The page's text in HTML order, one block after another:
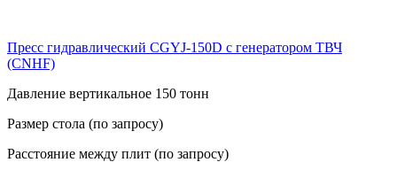
Пресс гидравлический CGYJ-150D с генератором ТВЧ
(CNHF)
Давление вертикальное 150 тонн
Размер стола (по запросу)
Расстояние между плит (по запросу)